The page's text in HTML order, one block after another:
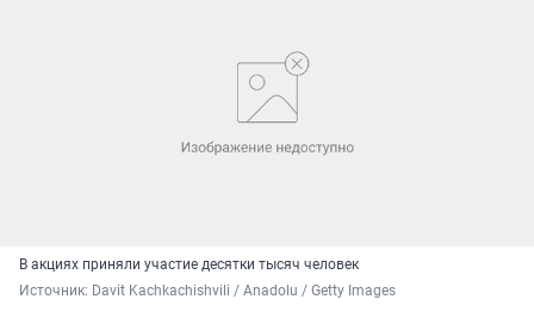
В акциях приняли участие десятки тысяч человек
Источник: Davit Kachkachishvili / Anadolu / Getty Images